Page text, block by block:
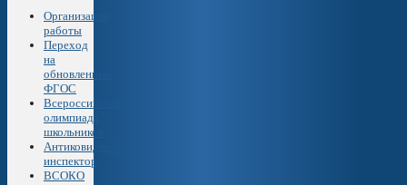
Организация
работы
Переход
на
обновленные
ФГОС
Всероссийская
олимпиада
школьников
Антиковидный
инспектор
ВСОКО